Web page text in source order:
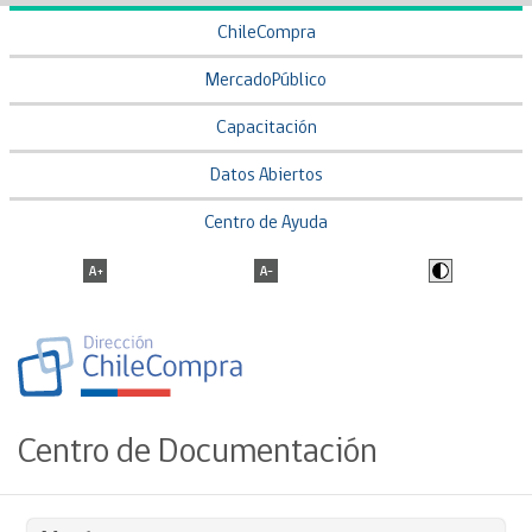
ChileCompra
MercadoPúblico
Capacitación
Datos Abiertos
Centro de Ayuda
Centro de Documentación